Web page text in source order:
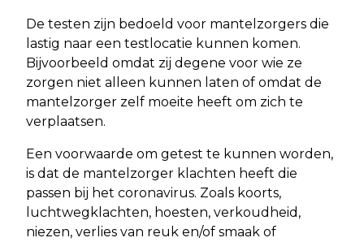
De testen zijn bedoeld voor mantelzorgers die
lastig naar een testlocatie kunnen komen.
Bijvoorbeeld omdat zij degene voor wie ze
zorgen niet alleen kunnen laten of omdat de
mantelzorger zelf moeite heeft om zich te
verplaatsen.
Een voorwaarde om getest te kunnen worden,
is dat de mantelzorger klachten heeft die
passen bij het coronavirus. Zoals koorts,
luchtwegklachten, hoesten, verkoudheid,
niezen, verlies van reuk en/of smaak of